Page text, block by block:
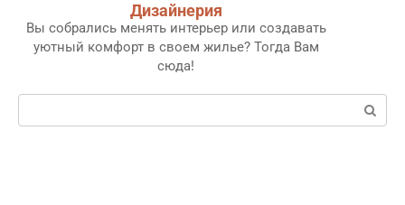
Дизайнерия
Вы собрались менять интерьер или создавать
уютный комфорт в своем жилье? Тогда Вам
сюда!
Поиск: